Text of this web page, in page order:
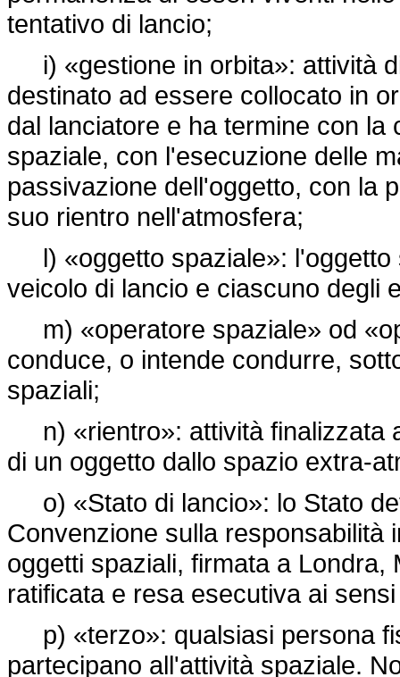
tentativo di lancio;
i) «gestione in orbita»: attività
destinato ad essere collocato in
dal lanciatore e ha termine con
spaziale, con l'esecuzione delle
passivazione dell'oggetto, con la
suo rientro nell'atmosfera;
l) «oggetto spaziale»: l'oggetto
veicolo di lancio e ciascuno degli
m) «operatore spaziale» od
conduce, o intende condurre,
spaziali;
n) «rientro»: attività finalizzata
di un oggetto dallo spazio extra-
o) «Stato di lancio»: lo Stato
Convenzione sulla responsabilità
oggetti spaziali, firmata a
ratificata e resa esecutiva ai
p) «terzo»: qualsiasi persona
partecipano all'attività spaziale.